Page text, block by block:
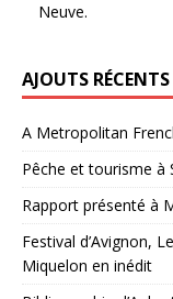
Neuve.
AJOUTS RÉCENTS
A Metropolitan
Pêche et tourisme à
Rapport présenté à
Festival d’Avignon,
Miquelon en inédit